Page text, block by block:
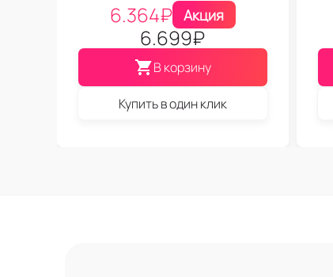
6.364₽ Акция
6.699₽
В корзину
Купить в один клик